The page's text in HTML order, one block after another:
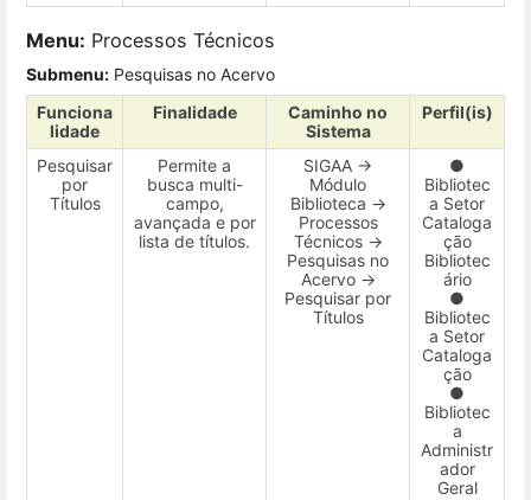
Menu: Processos Técnicos
Submenu: Pesquisas no Acervo
Funciona
lidade
Finalidade
Caminho no
Sistema
Perfil(is)
Pesquisar
por
Títulos
Permite a
busca multi-
campo,
avançada e por
lista de títulos.
SIGAA →
Módulo
Biblioteca →
Processos
Técnicos →
Pesquisas no
Acervo →
Pesquisar por
Títulos
●
Bibliotec
a Setor
Cataloga
ção
Bibliotec
ário
●
Bibliotec
a Setor
Cataloga
ção
●
Bibliotec
a
Administr
ador
Geral